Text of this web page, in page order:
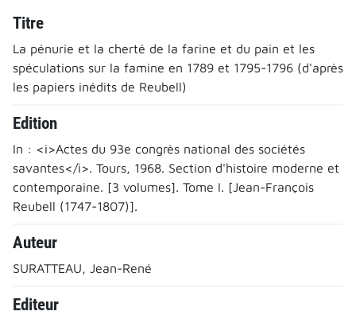
Titre
La pénurie et la cherté de la farine et du pain et les
spéculations sur la famine en 1789 et 1795-1796 (d'après
les papiers inédits de Reubell)
Edition
In : <i>Actes du 93e congrès national des sociétés
savantes</i>. Tours, 1968. Section d'histoire moderne et
contemporaine. [3 volumes]. Tome I. [Jean-François
Reubell (1747-1807)].
Auteur
SURATTEAU, Jean-René
Editeur